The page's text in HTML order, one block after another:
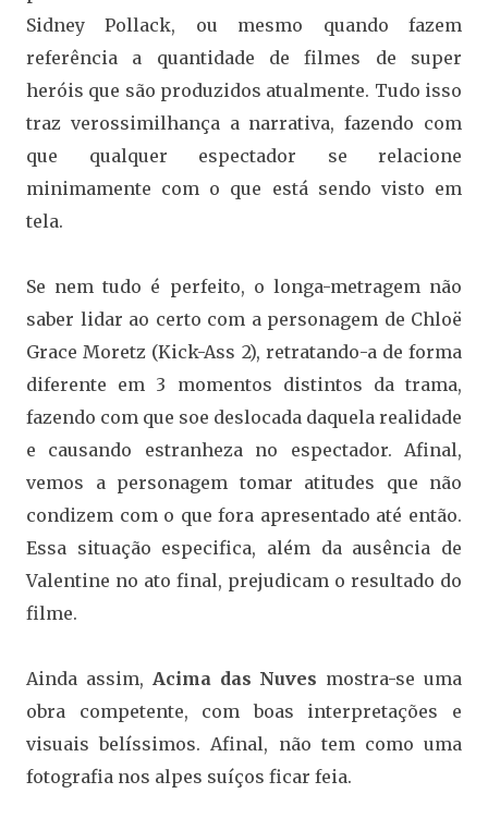
Sidney Pollack, ou mesmo quando fazem
referência a quantidade de filmes de super
heróis que são produzidos atualmente. Tudo isso
traz verossimilhança a narrativa, fazendo com
que qualquer espectador se relacione
minimamente com o que está sendo visto em
tela.
Se nem tudo é perfeito, o longa-metragem não
saber lidar ao certo com a personagem de Chloë
Grace Moretz (Kick-Ass 2), retratando-a de forma
diferente em 3 momentos distintos da trama,
fazendo com que soe deslocada daquela realidade
e causando estranheza no espectador. Afinal,
vemos a personagem tomar atitudes que não
condizem com o que fora apresentado até então.
Essa situação especifica, além da ausência de
Valentine no ato final, prejudicam o resultado do
filme.
Ainda assim, Acima das Nuves mostra-se uma
obra competente, com boas interpretações e
visuais belíssimos. Afinal, não tem como uma
fotografia nos alpes suíços ficar feia.